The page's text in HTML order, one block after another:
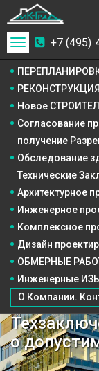
+7 (495)
Toggle
navigation
Новое
ОБМЕРНЫЕ
Инженерные
О Компании.
Согласование
получение
Обследование
Технические
Архитектурное
Инженерное
Комплексное
Дизайн
о